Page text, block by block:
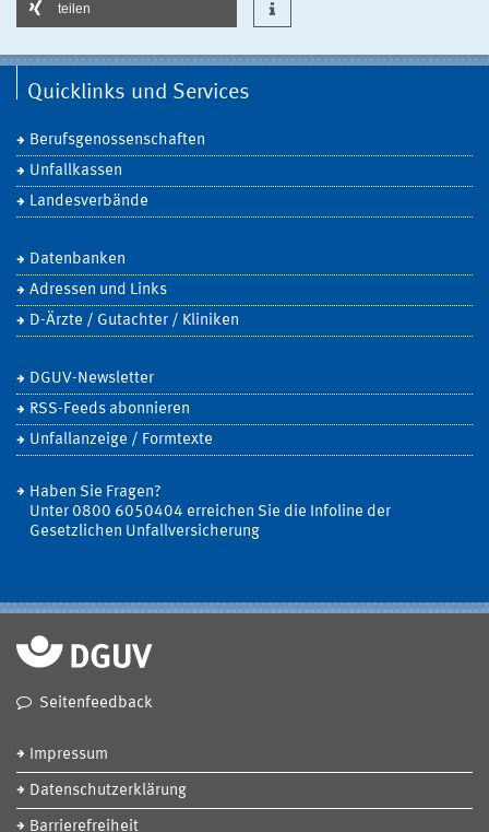
teilen
Quicklinks und Services
Berufsgenossenschaften
Unfallkassen
Landesverbände
Datenbanken
Adressen und Links
D-Ärzte / Gutachter / Kliniken
DGUV-Newsletter
RSS-Feeds abonnieren
Unfallanzeige / Formtexte
Haben Sie Fragen?
Unter 0800 6050404 erreichen Sie die Infoline der
Gesetzlichen Unfallversicherung
Seitenfeedback
Impressum
Datenschutzerklärung
Barrierefreiheit